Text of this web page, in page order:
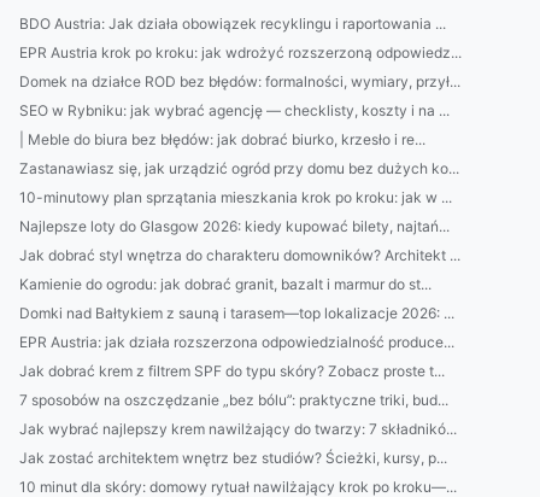
BDO Austria: Jak działa obowiązek recyklingu i raportowania ...
EPR Austria krok po kroku: jak wdrożyć rozszerzoną odpowiedz...
Domek na działce ROD bez błędów: formalności, wymiary, przył...
SEO w Rybniku: jak wybrać agencję — checklisty, koszty i na ...
| Meble do biura bez błędów: jak dobrać biurko, krzesło i re...
Zastanawiasz się, jak urządzić ogród przy domu bez dużych ko...
10-minutowy plan sprzątania mieszkania krok po kroku: jak w ...
Najlepsze loty do Glasgow 2026: kiedy kupować bilety, najtań...
Jak dobrać styl wnętrza do charakteru domowników? Architekt ...
Kamienie do ogrodu: jak dobrać granit, bazalt i marmur do st...
Domki nad Bałtykiem z sauną i tarasem—top lokalizacje 2026: ...
EPR Austria: jak działa rozszerzona odpowiedzialność produce...
Jak dobrać krem z filtrem SPF do typu skóry? Zobacz proste t...
7 sposobów na oszczędzanie „bez bólu”: praktyczne triki, bud...
Jak wybrać najlepszy krem nawilżający do twarzy: 7 składnikó...
Jak zostać architektem wnętrz bez studiów? Ścieżki, kursy, p...
10 minut dla skóry: domowy rytuał nawilżający krok po kroku—...